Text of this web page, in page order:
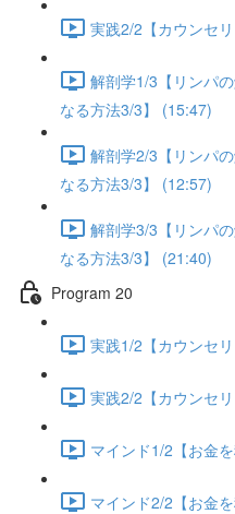
実践2/2【カウンセ
解剖学1/3【リンパ
なる方法3/3】 (15:47)
解剖学2/3【リンパ
なる方法3/3】 (12:57)
解剖学3/3【リンパ
なる方法3/3】 (21:40)
Program 20
実践1/2【カウンセ
実践2/2【カウンセ
マインド1/2【お金
マインド2/2【お金